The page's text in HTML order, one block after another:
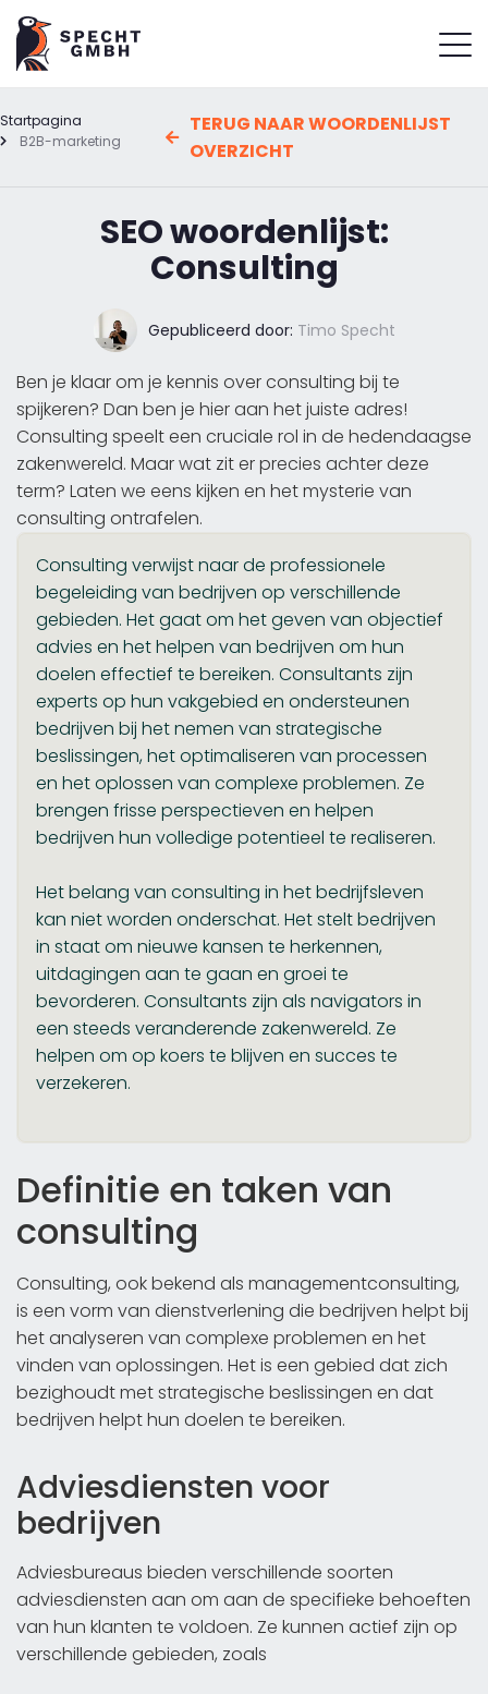
Startpagina
B2B-marketing
TERUG NAAR WOORDENLIJST
OVERZICHT
SEO woordenlijst:
Consulting
Gepubliceerd door: Timo Specht
Ben je klaar om je kennis over consulting bij te
spijkeren? Dan ben je hier aan het juiste adres!
Consulting speelt een cruciale rol in de hedendaagse
zakenwereld. Maar wat zit er precies achter deze
term? Laten we eens kijken en het mysterie van
consulting ontrafelen.
Consulting verwijst naar de professionele
begeleiding van bedrijven op verschillende
gebieden. Het gaat om het geven van objectief
advies en het helpen van bedrijven om hun
doelen effectief te bereiken. Consultants zijn
experts op hun vakgebied en ondersteunen
bedrijven bij het nemen van strategische
beslissingen, het optimaliseren van processen
en het oplossen van complexe problemen. Ze
brengen frisse perspectieven en helpen
bedrijven hun volledige potentieel te realiseren.
Het belang van consulting in het bedrijfsleven
kan niet worden onderschat. Het stelt bedrijven
in staat om nieuwe kansen te herkennen,
uitdagingen aan te gaan en groei te
bevorderen. Consultants zijn als navigators in
een steeds veranderende zakenwereld. Ze
helpen om op koers te blijven en succes te
verzekeren.
Definitie en taken van
consulting
Consulting, ook bekend als managementconsulting,
is een vorm van dienstverlening die bedrijven helpt bij
het analyseren van complexe problemen en het
vinden van oplossingen. Het is een gebied dat zich
bezighoudt met strategische beslissingen en dat
bedrijven helpt hun doelen te bereiken.
Adviesdiensten voor
bedrijven
Adviesbureaus bieden verschillende soorten
adviesdiensten aan om aan de specifieke behoeften
van hun klanten te voldoen. Ze kunnen actief zijn op
verschillende gebieden, zoals